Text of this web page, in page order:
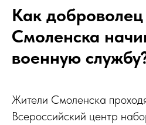
Как доброволец
Смоленска
военную
Жители Смоленска
Всероссийский центр